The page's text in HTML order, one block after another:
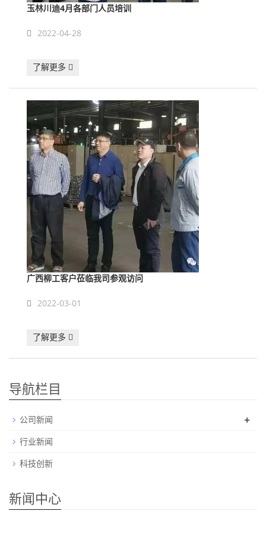
玉林川迪4月各部门人员培训
2022-04-28
了解更多
广西柳工客户莅临我司参观访问
2022-03-01
了解更多
导航栏目
公司新闻 +
行业新闻
科技创新
新闻中心